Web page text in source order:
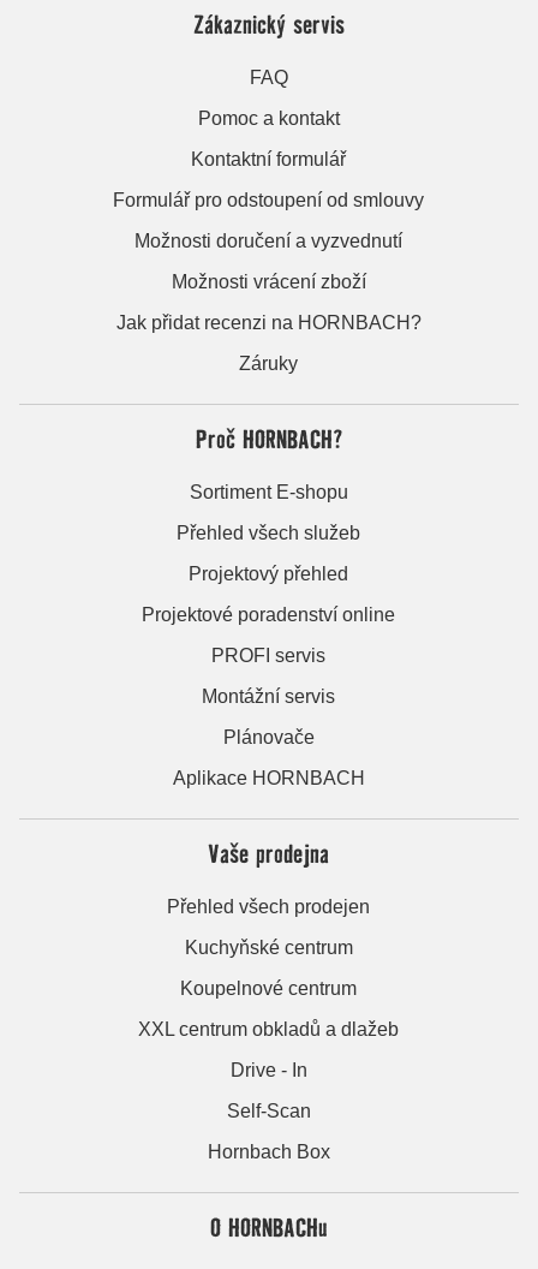
Zákaznický servis
FAQ
Pomoc a kontakt
Kontaktní formulář
Formulář pro odstoupení od smlouvy
Možnosti doručení a vyzvednutí
Možnosti vrácení zboží
Jak přidat recenzi na HORNBACH?
Záruky
Proč HORNBACH?
Sortiment E-shopu
Přehled všech služeb
Projektový přehled
Projektové poradenství online
PROFI servis
Montážní servis
Plánovače
Aplikace HORNBACH
Vaše prodejna
Přehled všech prodejen
Kuchyňské centrum
Koupelnové centrum
XXL centrum obkladů a dlažeb
Drive - In
Self-Scan
Hornbach Box
O HORNBACHu